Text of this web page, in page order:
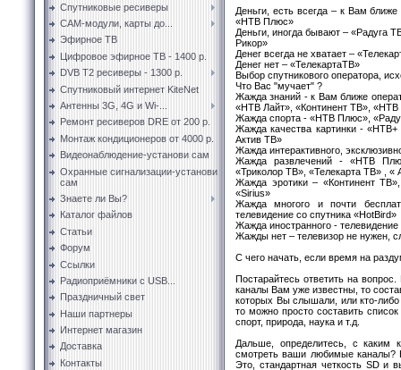
Спутниковые ресиверы
CAM-модули, карты до...
Эфирное ТВ
Цифровое эфирное ТВ - 1400 р.
DVB T2 ресиверы - 1300 р.
Спутниковый интернет KiteNet
Антенны 3G, 4G и Wi-...
Ремонт ресиверов DRE от 200 р.
Монтаж кондиционеров от 4000 р.
Видеонаблюдение-установи сам
Охранные сигнализации-установи
сам
Знаете ли Вы?
Каталог файлов
Статьи
Форум
Ссылки
Радиоприёмники с USB...
Праздничный свет
Наши партнеры
Интернет магазин
Доставка
Контакты
Деньги, есть всегда – к Вам
«НТВ Плюс»
Деньги, иногда бывают – «Радуга
Рикор»
Денег всегда не хватает –
Денег нет – «ТелекартаТВ»
Выбор спутникового оператора,
Что Вас "мучает" ?
Жажда знаний - к Вам ближе
«НТВ Лайт», «Континент ТВ»,
Жажда спорта - «НТВ Плюс»,
Жажда качества картинки -
Актив ТВ»
Жажда интерактивного,
Жажда развлечений - «НТВ
«Триколор ТВ», «Телекарта ТВ» , «
Жажда эротики – «Континент
«Sirius»
Жажда многого и почти
телевидение со спутника «HotBird»
Жажда иностранного - телевидение
Жажды нет – телевизор не нужен,
С чего начать, если время на
Постарайтесь ответить на
каналы Вам уже известны, то
которых Вы слышали, или кто-
то можно просто составить
спорт, природа, наука и т.д.
Дальше, определитесь, с каким
смотреть ваши любимые каналы?
Это, стандартная четкость SD и